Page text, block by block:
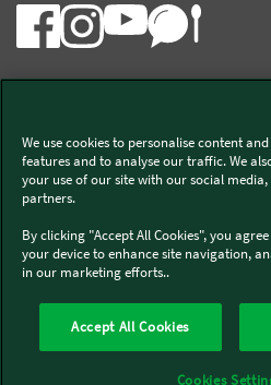
Vorwerk Italia s.a.s. di
C.F. e P.Iva 00793630153
Licenza dati ai sensi del Regolamento UE-
Condizioni Generali di Vendita
Segnalazioni (whistleblowing)
We use cookies to personalise content
features and to analyse our traffic. We
your use of our site with our social
partners.
By clicking "Accept All Cookies", you
your device to enhance site navigation,
in our marketing efforts..
Accept All Cookies
Cookies